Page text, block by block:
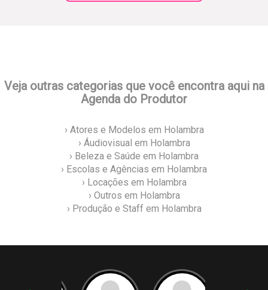
Veja outras categorias que você encontra aqui na
Agenda do Produtor
› Atores e Modelos em Holambra
› Áudiovisual em Holambra
› Beleza e Saúde em Holambra
› Escolas e Agências em Holambra
› Locações em Holambra
› Outros em Holambra
› Produção e Staff em Holambra